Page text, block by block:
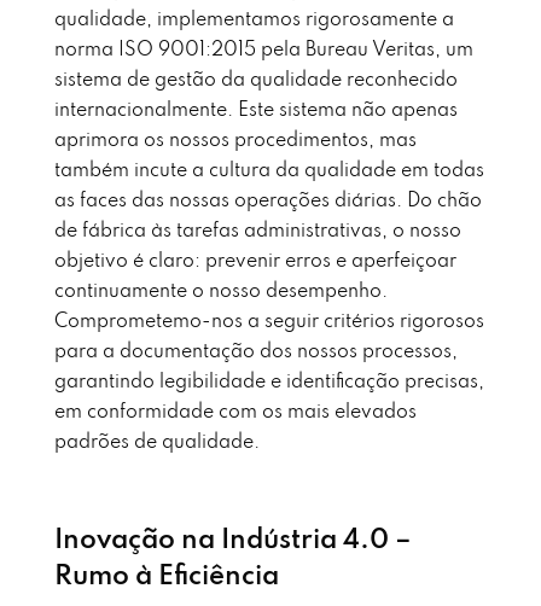
qualidade, implementamos rigorosamente a
norma ISO 9001:2015 pela Bureau Veritas, um
sistema de gestão da qualidade reconhecido
internacionalmente. Este sistema não apenas
aprimora os nossos procedimentos, mas
também incute a cultura da qualidade em todas
as faces das nossas operações diárias. Do chão
de fábrica às tarefas administrativas, o nosso
objetivo é claro: prevenir erros e aperfeiçoar
continuamente o nosso desempenho.
Comprometemo-nos a seguir critérios rigorosos
para a documentação dos nossos processos,
garantindo legibilidade e identificação precisas,
em conformidade com os mais elevados
padrões de qualidade.
Inovação na Indústria 4.0 –
Rumo à Eficiência